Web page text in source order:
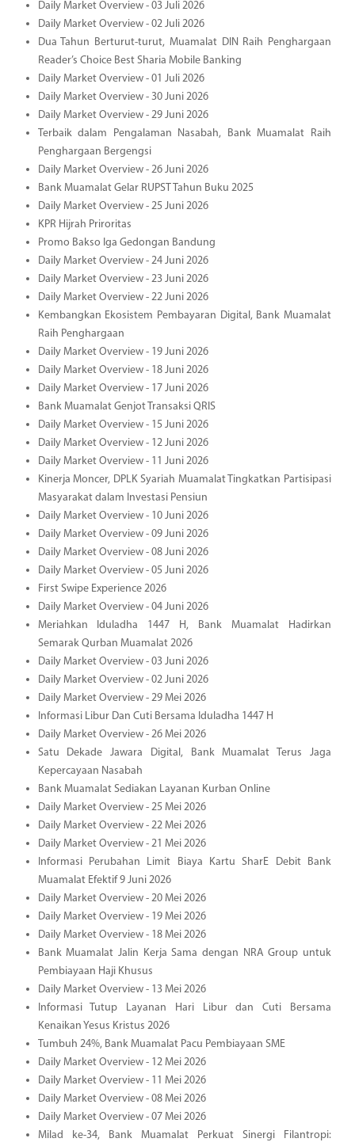
Daily Market Overview - 03 Juli 2026
Daily Market Overview - 02 Juli 2026
Dua Tahun Berturut-turut, Muamalat DIN Raih Penghargaan
Reader’s Choice Best Sharia Mobile Banking
Daily Market Overview - 01 Juli 2026
Daily Market Overview - 30 Juni 2026
Daily Market Overview - 29 Juni 2026
Terbaik dalam Pengalaman Nasabah, Bank Muamalat Raih
Penghargaan Bergengsi
Daily Market Overview - 26 Juni 2026
Bank Muamalat Gelar RUPST Tahun Buku 2025
Daily Market Overview - 25 Juni 2026
KPR Hijrah Priroritas
Promo Bakso Iga Gedongan Bandung
Daily Market Overview - 24 Juni 2026
Daily Market Overview - 23 Juni 2026
Daily Market Overview - 22 Juni 2026
Kembangkan Ekosistem Pembayaran Digital, Bank Muamalat
Raih Penghargaan
Daily Market Overview - 19 Juni 2026
Daily Market Overview - 18 Juni 2026
Daily Market Overview - 17 Juni 2026
Bank Muamalat Genjot Transaksi QRIS
Daily Market Overview - 15 Juni 2026
Daily Market Overview - 12 Juni 2026
Daily Market Overview - 11 Juni 2026
Kinerja Moncer, DPLK Syariah Muamalat Tingkatkan Partisipasi
Masyarakat dalam Investasi Pensiun
Daily Market Overview - 10 Juni 2026
Daily Market Overview - 09 Juni 2026
Daily Market Overview - 08 Juni 2026
Daily Market Overview - 05 Juni 2026
First Swipe Experience 2026
Daily Market Overview - 04 Juni 2026
Meriahkan Iduladha 1447 H, Bank Muamalat Hadirkan
Semarak Qurban Muamalat 2026
Daily Market Overview - 03 Juni 2026
Daily Market Overview - 02 Juni 2026
Daily Market Overview - 29 Mei 2026
Informasi Libur Dan Cuti Bersama Iduladha 1447 H
Daily Market Overview - 26 Mei 2026
Satu Dekade Jawara Digital, Bank Muamalat Terus Jaga
Kepercayaan Nasabah
Bank Muamalat Sediakan Layanan Kurban Online
Daily Market Overview - 25 Mei 2026
Daily Market Overview - 22 Mei 2026
Daily Market Overview - 21 Mei 2026
Informasi Perubahan Limit Biaya Kartu SharE Debit Bank
Muamalat Efektif 9 Juni 2026
Daily Market Overview - 20 Mei 2026
Daily Market Overview - 19 Mei 2026
Daily Market Overview - 18 Mei 2026
Bank Muamalat Jalin Kerja Sama dengan NRA Group untuk
Pembiayaan Haji Khusus
Daily Market Overview - 13 Mei 2026
Informasi Tutup Layanan Hari Libur dan Cuti Bersama
Kenaikan Yesus Kristus 2026
Tumbuh 24%, Bank Muamalat Pacu Pembiayaan SME
Daily Market Overview - 12 Mei 2026
Daily Market Overview - 11 Mei 2026
Daily Market Overview - 08 Mei 2026
Daily Market Overview - 07 Mei 2026
Milad ke-34, Bank Muamalat Perkuat Sinergi Filantropi: